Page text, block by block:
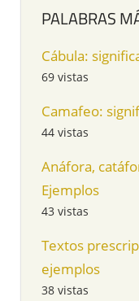
PALABRAS
Cábula:
69 vistas
Camafeo:
44 vistas
Anáfora,
Ejemplos
43 vistas
Textos
ejemplos
38 vistas